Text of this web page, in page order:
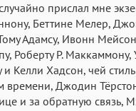
Аа
Аа
прислал мне
Беттине Мелер,
Адамсу, Ивонн
Роберту Р. Маккаммону,
и Келли Хадсон, чей
времени, Джодин
и за обратную связь,